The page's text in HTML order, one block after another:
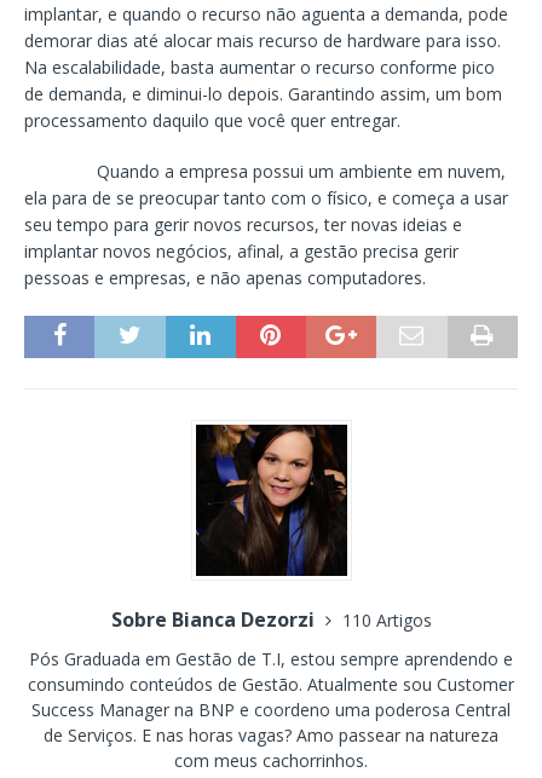
implantar, e quando o recurso não aguenta a demanda, pode
demorar dias até alocar mais recurso de hardware para isso.
Na escalabilidade, basta aumentar o recurso conforme pico
de demanda, e diminui-lo depois. Garantindo assim, um bom
processamento daquilo que você quer entregar.
Quando a empresa possui um ambiente em nuvem,
ela para de se preocupar tanto com o físico, e começa a usar
seu tempo para gerir novos recursos, ter novas ideias e
implantar novos negócios, afinal, a gestão precisa gerir
pessoas e empresas, e não apenas computadores.
Sobre Bianca Dezorzi
110 Artigos
Pós Graduada em Gestão de T.I, estou sempre aprendendo e
consumindo conteúdos de Gestão. Atualmente sou Customer
Success Manager na BNP e coordeno uma poderosa Central
de Serviços. E nas horas vagas? Amo passear na natureza
com meus cachorrinhos.